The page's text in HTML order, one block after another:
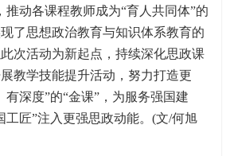
推动各课程教师成为“育人共同体”的
了思想政治教育与知识体系教育的
次活动为新起点，持续深化思政课
教学技能提升活动，努力打造更
有深度”的“金课”，为服务强国建
工匠”注入更强思政动能。(文/何旭